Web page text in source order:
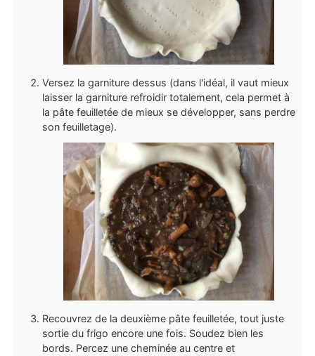
Versez la garniture dessus (dans l'idéal, il vaut mieux
laisser la garniture refroidir totalement, cela permet à
la pâte feuilletée de mieux se développer, sans perdre
son feuilletage).
Recouvrez de la deuxième pâte feuilletée, tout juste
sortie du frigo encore une fois. Soudez bien les
bords. Percez une cheminée au centre et